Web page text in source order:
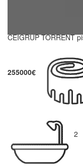
CEIGRUP TORRENT
255000€
2